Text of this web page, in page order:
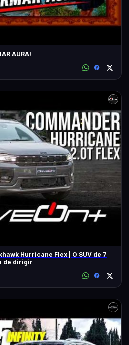
AURA!
Hurricane Flex | O SUV de 7
de dirigir